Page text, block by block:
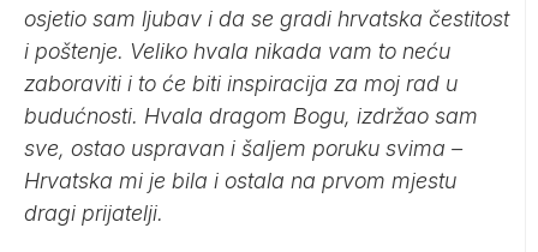
osjetio sam ljubav i da se gradi hrvatska čestitost
i poštenje. Veliko hvala nikada vam to neću
zaboraviti i to će biti inspiracija za moj rad u
budućnosti. Hvala dragom Bogu, izdržao sam
sve, ostao uspravan i šaljem poruku svima –
Hrvatska mi je bila i ostala na prvom mjestu
dragi prijatelji.